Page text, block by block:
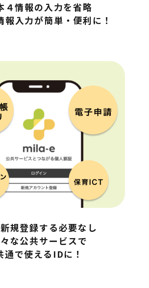
４情報の入力を省略
報入力が簡単・便利に！
規登録する必要なし
な公共サービスで